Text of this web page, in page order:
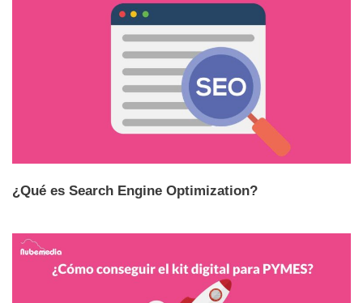
¿Qué es Search Engine Optimization?